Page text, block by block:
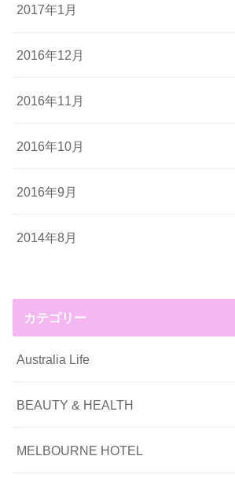
2017年1月
2016年12月
2016年11月
2016年10月
2016年9月
2014年8月
カテゴリー
Australia Life
BEAUTY & HEALTH
MELBOURNE HOTEL